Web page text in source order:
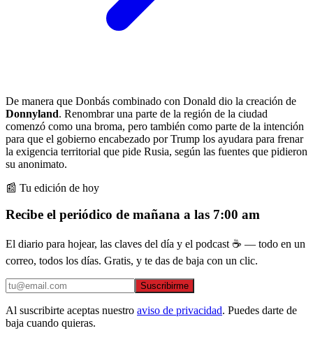
De manera que Donbás combinado con Donald dio la creación de
Donnyland. Renombrar una parte de la región de la ciudad
comenzó como una broma, pero también como parte de la intención
para que el gobierno encabezado por Trump los ayudara para frenar
la exigencia territorial que pide Rusia, según las fuentes que pidieron
su anonimato.
📰 Tu edición de hoy
Recibe el periódico de mañana a las 7:00 am
El diario para hojear, las claves del día y el podcast ☕ — todo en un
correo, todos los días. Gratis, y te das de baja con un clic.
Suscribirme
Al suscribirte aceptas nuestro aviso de privacidad. Puedes darte de
baja cuando quieras.